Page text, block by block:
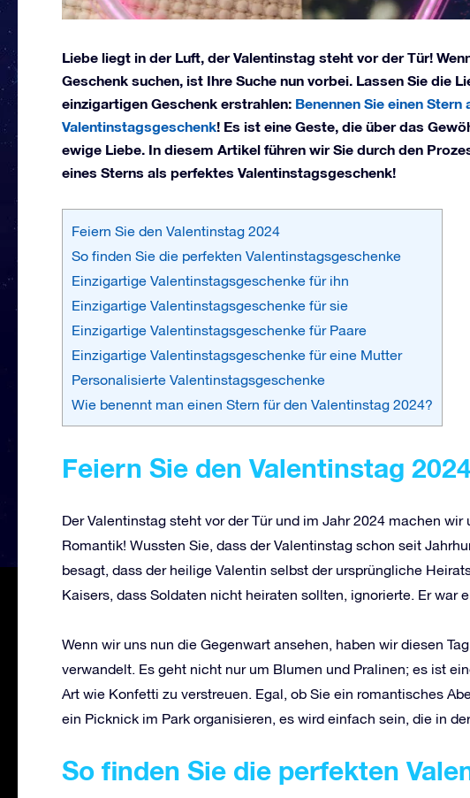
Liebe liegt in der Luft, der Valentinstag steht vor der Tür!
Geschenk suchen, ist Ihre Suche nun vorbei. Lassen Sie die
einzigartigen Geschenk erstrahlen: Benennen Sie einen
Valentinstagsgeschenk! Es ist eine Geste, die über das
ewige Liebe. In diesem Artikel führen wir Sie durch den
eines Sterns als perfektes Valentinstagsgeschenk!
Feiern Sie den Valentinstag 2024
So finden Sie die perfekten Valentinstagsgeschenke
Einzigartige Valentinstagsgeschenke für ihn
Einzigartige Valentinstagsgeschenke für sie
Einzigartige Valentinstagsgeschenke für Paare
Einzigartige Valentinstagsgeschenke für eine Mutter
Personalisierte Valentinstagsgeschenke
Wie benennt man einen Stern für den Valentinstag 2024?
Feiern Sie den Valentinstag
DerValentinstag steht vor der Tür und im Jahr 2024 machen
Romantik! Wussten Sie, dass der Valentinstag schon seit
besagt, dass der heilige Valentin selbst der ursprüngliche
Kaisers, dass Soldaten nicht heiraten sollten, ignorierte. Er war
Wenn wir uns nun die Gegenwart ansehen, haben wir diesen
verwandelt. Es geht nicht nur um Blumen und Pralinen; es ist
Art wie Konfetti zu verstreuen. Egal, ob Sie ein romantisches
ein Picknick im Park organisieren, es wird einfach sein, die in
So finden Sie die perfekten